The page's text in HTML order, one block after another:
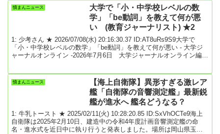
スのコメント欄には疑問の声が相次いだ。たしかに、被害者や遺族
の気持ちを想像すれば、怒りや疑問が湧き上がるのも当然だろう。
憤まんニュース
大学で「小・中学校レベルの数
学」「be動詞」を教えて何が悪
い (教育ジャーナリスト) ★2
1: 少考さん ★ 2026/07/08(水) 20:16:30.37 ID:AT8uRs9S9大学で
「小・中学校レベルの数学」「be動詞」を教えて何が悪い - 大学ジ
ャーナルオンライン -2026年7月6日 大学ジャーナルオンライン編集
代数学の理解につながる考え方を身につける．論理や集合を学習し
つつ、抽象的な概念の取扱いを習得する．■到達目標1.数の取り扱い
憤まんニュース
【海上自衛隊】異形すぎる激レア
艦「自衛隊の音響測定艦」最新鋭
艦が進水へ 艦名どうなる？
1: 牛乳トースト ★ 2025/02/11(火) 10:28:20.85 ID:SxVhOCTe9海上
自衛隊は2025年2月10日、建造中の令和4年度計画音響測定艦の命
名・進水式を近日中に執り行うと発表しました。場所は岡山県玉野